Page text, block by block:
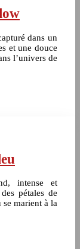
dans un
et une douce
l’univers de
intense et
pétales de
se marient à la